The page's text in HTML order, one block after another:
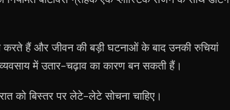
करते हैं और जीवन की बड़ी घटनाओं के बाद उनकी रुचियां
में उतार-चढ़ाव का कारण बन सकती हैं।
को बिस्तर पर लेटे-लेटे सोचना चाहिए।